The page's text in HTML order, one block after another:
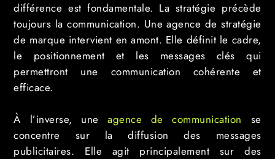
différence est fondamentale. La stratégie précède
toujours la communication. Une agence de stratégie
de marque intervient en amont. Elle définit le cadre,
le positionnement et les messages clés qui
permettront une communication cohérente et
efficace.
À l’inverse, uneagence de communication se
concentre sur la diffusion des messages
publicitaires. Elle agit principalement sur des